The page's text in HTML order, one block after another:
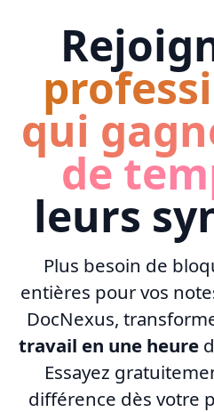
qui
de
leurs
Plus besoin de
entières pour vos
DocNexus,
travail en une heure
Essayez
différence dès votre